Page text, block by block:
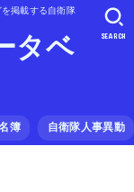
掲載する自衛隊
タベ
簿 自衛隊人事異動
SEARCH